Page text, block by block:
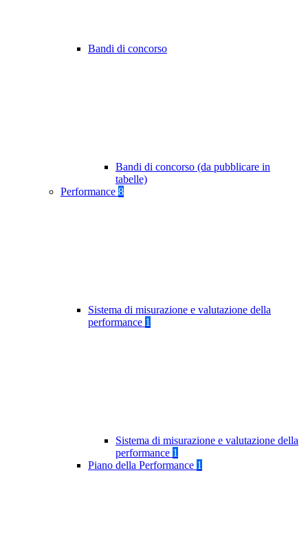
Bandi di concorso
Bandi di concorso (da pubblicare in
tabelle)
Performance 8
Sistema di misurazione e valutazione della
performance 1
Sistema di misurazione e valutazione della
performance 1
Piano della Performance 1